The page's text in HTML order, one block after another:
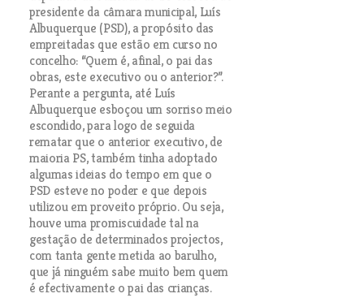
presidente da câmara municipal, Luís
Albuquerque (PSD), a propósito das
empreitadas que estão em curso no
concelho: “Quem é, afinal, o pai das
obras, este executivo ou o anterior?”.
Perante a pergunta, até Luís
Albuquerque esboçou um sorriso meio
escondido, para logo de seguida
rematar que o anterior executivo, de
maioria PS, também tinha adoptado
algumas ideias do tempo em que o
PSD esteve no poder e que depois
utilizou em proveito próprio. Ou seja,
houve uma promiscuidade tal na
gestação de determinados projectos,
com tanta gente metida ao barulho,
que já ninguém sabe muito bem quem
é efectivamente o pai das crianças.